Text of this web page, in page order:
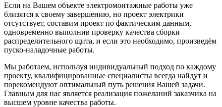
Если на Вашем объекте электромонтажные работы уже
близятся к своему завершению, но проект электрики
отсутствует, составим проект по фактическим данным,
одновременно выполнив проверку качества сборки
распределительного щита, и если это необходимо, произведём
пуско-наладочные работы.
Мы работаем, используя индивидуальный подход по каждому
проекту, квалифицированные специалисты всегда найдут и
порекомендуют оптимальный путь решения Вашей задачи.
Главным для нас является реализация пожеланий заказчика на
высшем уровне качества работы.